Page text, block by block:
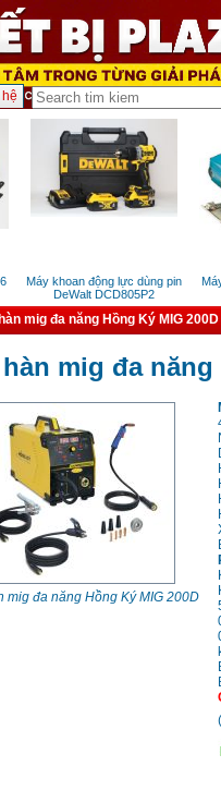
hệ
Máy khoan động lực dùng pin
DeWalt DCD805P2
Máy
mig đa năng Hồng Ký MIG 200D
mig đa năng
mig đa năng Hồng Ký MIG 200D
(